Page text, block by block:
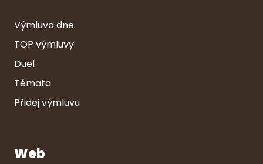
Výmluva dne
TOP výmluvy
Duel
Témata
Přidej výmluvu
Web